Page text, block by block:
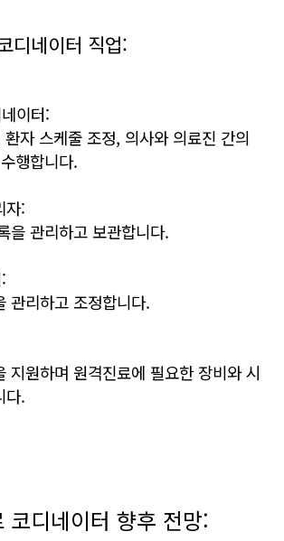
디네이터 직업:
이터:
자 스케줄 조정, 의사와 의료진 간의
행합니다.
자:
을 관리하고 보관합니다.
관리하고 조정합니다.
지원하며 원격진료에 필요한 장비와 시
다.
코디네이터 향후 전망: